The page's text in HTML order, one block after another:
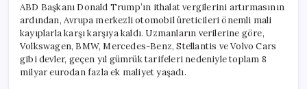
Sektörünü
Sarsıyor
için
ABD Başkanı Donald Trump’ın ithalat vergilerini artırmasının
ardından, Avrupa merkezli otomobil üreticileri önemli mali
kayıplarla karşı karşıya kaldı. Uzmanların verilerine göre,
Volkswagen, BMW, Mercedes-Benz, Stellantis ve Volvo Cars
gibi devler, geçen yıl gümrük tarifeleri nedeniyle toplam 8
milyar eurodan fazla ek maliyet yaşadı.